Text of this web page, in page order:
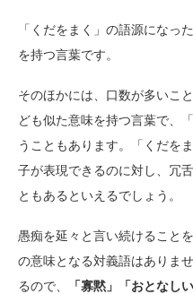
「くだをまく」の語源になっ
を持つ言葉です。
そのほかには、口数が多いこ
ども似た意味を持つ言葉で、
うこともあります。「くだを
子が表現できるのに対し、冗
ともあるといえるでしょう。
愚痴を延々と言い続けること
の意味となる対義語はありま
るので、
「寡黙」「おとなしい